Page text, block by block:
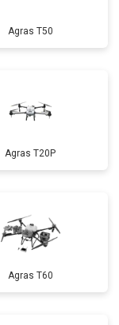
Agras T50
Agras T20P
Agras T60